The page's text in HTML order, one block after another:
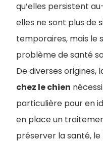
qu’elles persistent
elles ne sont plus de
temporaires, mais le
problème de santé
De diverses origines,
chez le chien
particulière pour en
en place un
préserver la santé,